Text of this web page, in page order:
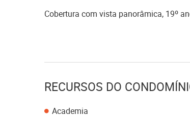
Cobertura com vista panorâmica, 19º
RECURSOS DO
Academia